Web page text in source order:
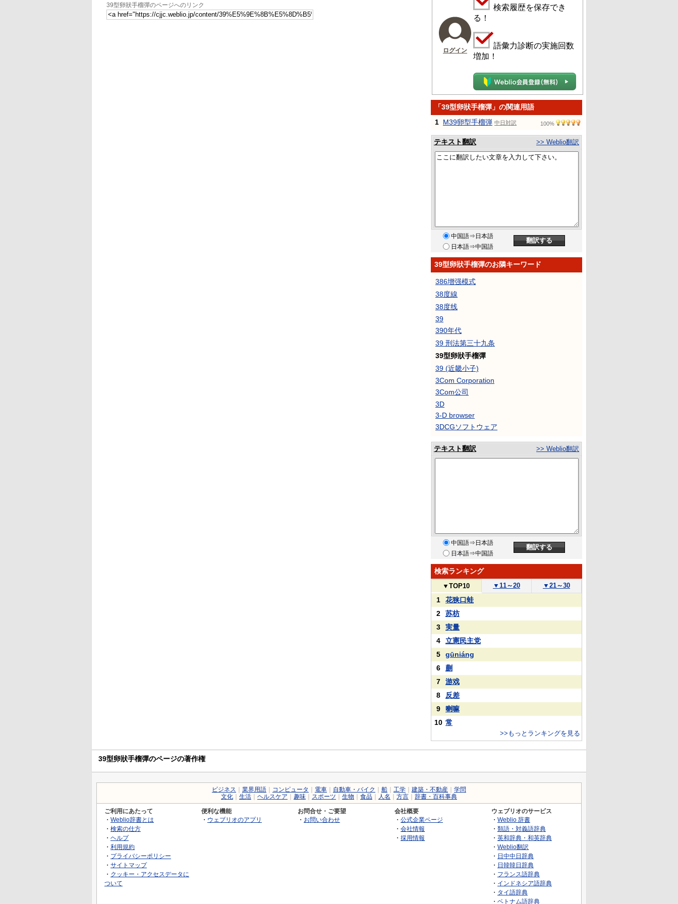
39型卵狀手榴彈のページへのリンク
ログイン
検索履歴を保存でき
る！
語彙力診断の実施回数
増加！
「39型卵狀手榴彈」の関連用語
1 M39卵型手榴弾 中日対訳 100%
テキスト翻訳 >> Weblio翻訳
中国語⇒日本語
日本語⇒中国語
39型卵狀手榴彈のお隣キーワード
386增强模式
38度線
38度线
39
390年代
39 刑法第三十九条
39型卵狀手榴彈
39 (近畿小子)
3Com Corporation
3Com公司
3D
3-D browser
3DCGソフトウェア
テキスト翻訳 >> Weblio翻訳
中国語⇒日本語
日本語⇒中国語
検索ランキング
▼ TOP10 ▼ 11～20 ▼ 21～30
1
花狭口蛙
2
苏枋
3
実量
4
立憲民主党
5
gūniáng
6
蒯
7
游戏
8
反差
9
喇嘛
10 常
>>もっとランキングを見る
39型卵狀手榴彈のページの著作権
ビジネス 業界用語 コンピュータ 電車 自動車・バイク 船 工学 建築・不動産
学問
文化
生活 ヘルスケア 趣味 スポーツ 生物 食品 人名 方言 辞書・百科事典
ご利用にあたって
・ Weblio辞書とは
・ 検索の仕方
・ ヘルプ
・ 利用規約
・ プライバシーポリシー
・ サイトマップ
・ クッキー・アクセスデータに
ついて
便利な機能
・ ウェブリオのアプリ
お問合せ・ご要望
・ お問い合わせ
会社概要
・ 公式企業ページ
・ 会社情報
・ 採用情報
ウェブリオのサービス
・ Weblio 辞書
・ 類語・対義語辞典
・ 英和辞典・和英辞典
・ Weblio翻訳
・ 日中中日辞典
・ 日韓韓日辞典
・ フランス語辞典
・ インドネシア語辞典
・ タイ語辞典
・ ベトナム語辞典